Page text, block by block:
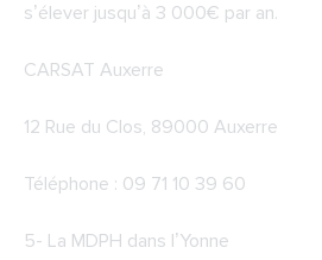
s’élever jusqu’à 3 000€ par an.
CARSAT Auxerre
12 Rue du Clos, 89000 Auxerre
Téléphone : 09 71 10 39 60
5- La MDPH dans l’Yonne